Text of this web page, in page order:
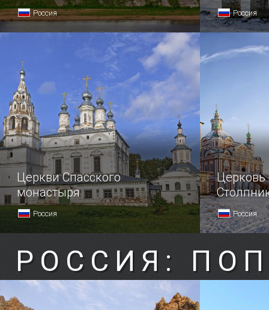
Россия Россия
Церкви Спасского
монастыря
Россия Россия
РОССИЯ: